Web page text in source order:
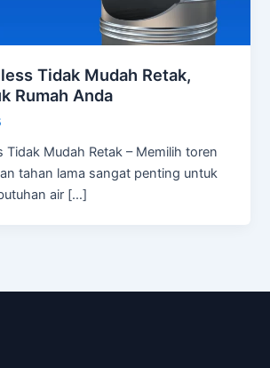
Tidak Mudah Retak,
Rumah Anda
Tidak Mudah Retak – Memilih toren
tahan lama sangat penting untuk
air […]